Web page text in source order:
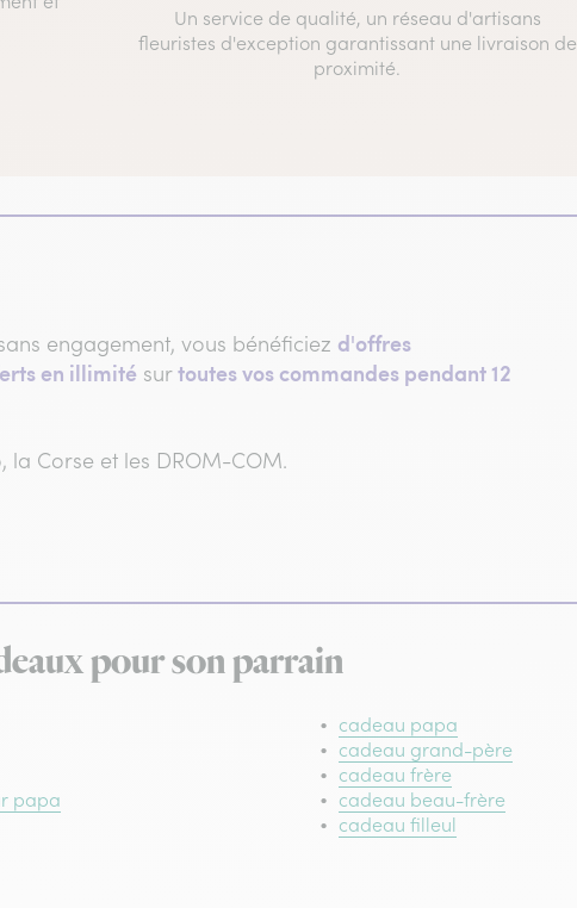
Un service de qualité, un réseau d'artisans
fleuristes d'exception garantissant une livraison de
proximité.
engagement, vous bénéficiez d'offres
en illimité surtoutes vos commandes pendant 12
Corse et les DROM-COM.
pour son parrain
cadeau papa
cadeau grand-père
cadeau frère
papa
cadeau beau-frère
cadeau filleul